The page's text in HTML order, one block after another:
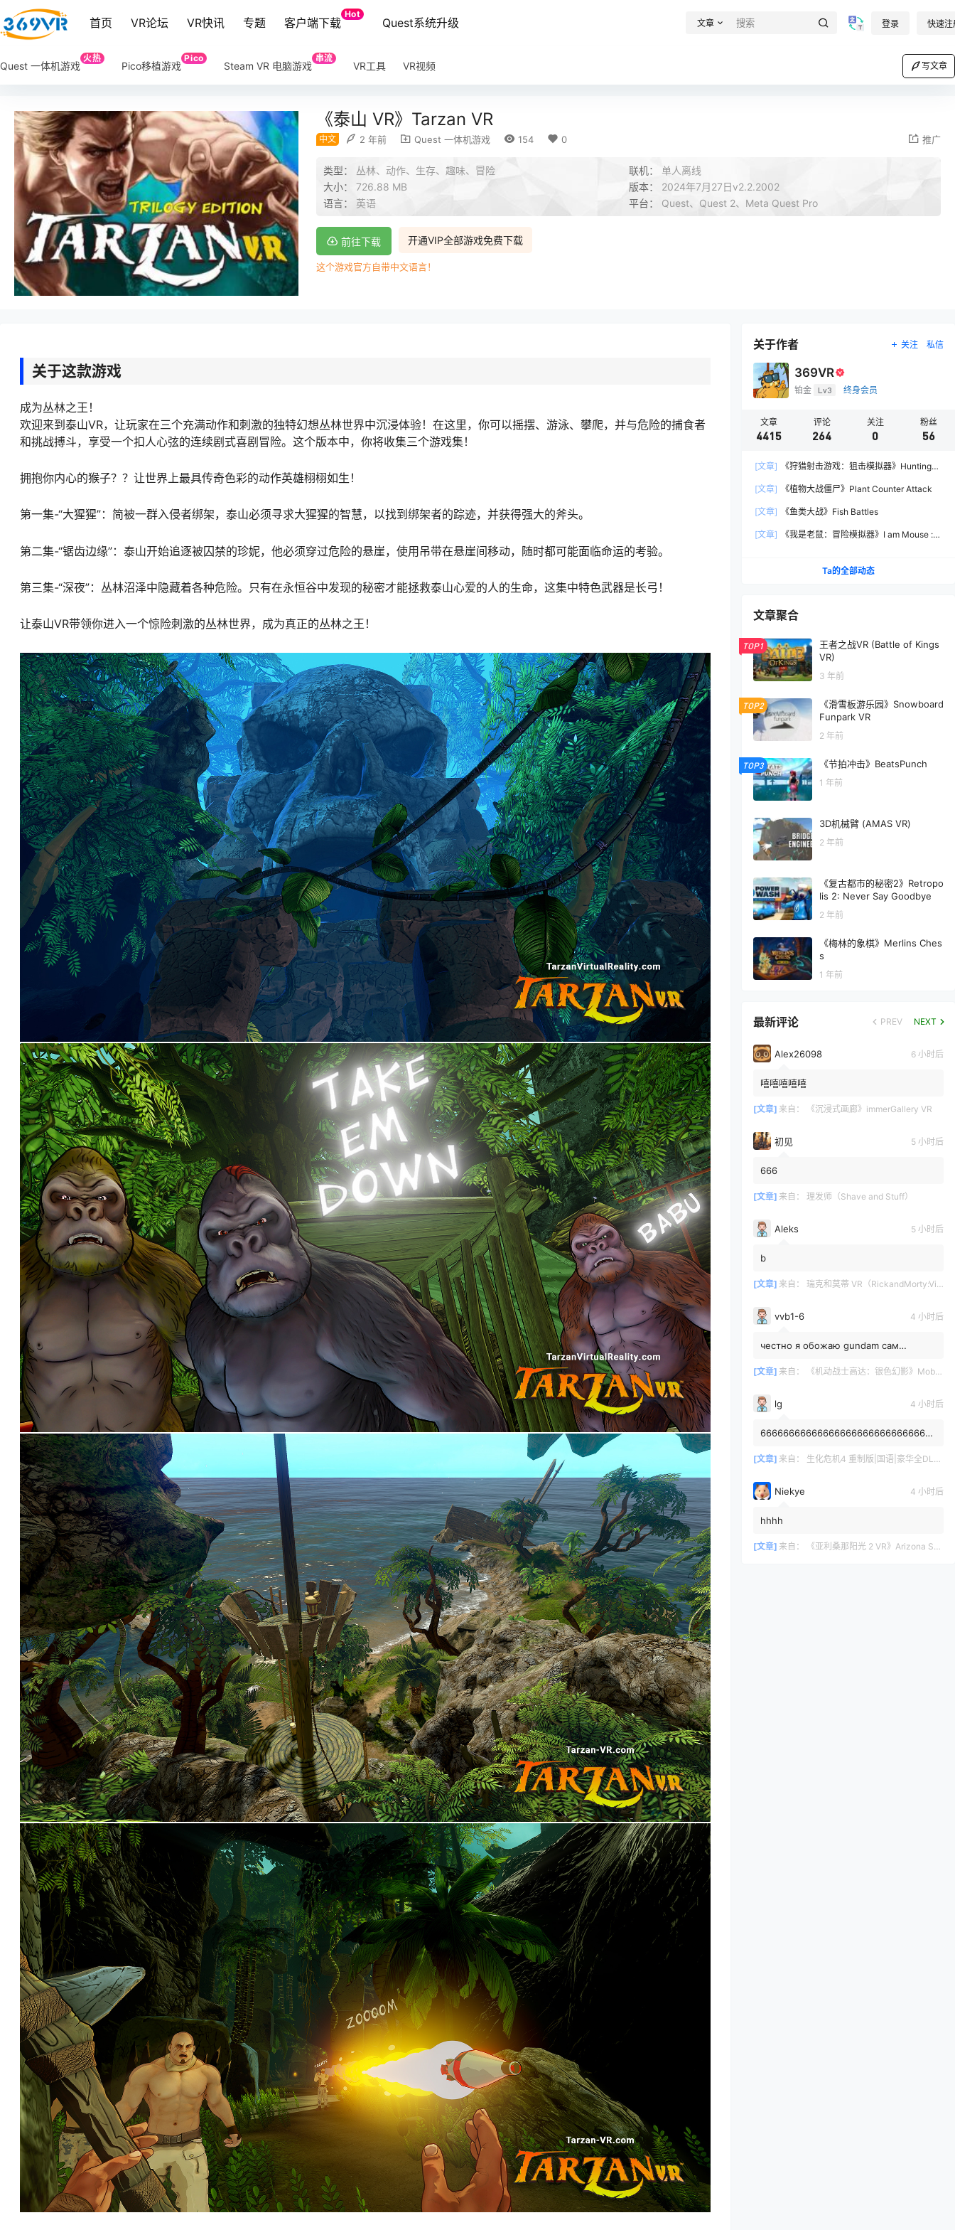
首页 VR论坛 VR快讯 专题 客户端下载
Hot
Quest系统升级 文章 登录 快速注
Quest 一体机游戏
火热
Pico移植游戏
Pico
Steam VR 电脑游戏
串流
VR工具 VR视频 写文章
《泰山 VR》Tarzan VR
中文 2 年前 Quest 一体机游戏 154 0 推广
类型： 丛林、动作、生存、趣味、冒险 联机： 单人离线
大小： 726.88 MB 版本： 2024年7月27日v2.2.2002
语言： 英语 平台： Quest、Quest 2、Meta Quest Pro
开通VIP全部游戏免费下载
前往下载
这个游戏官方自带中文语言！
关于这款游戏
成为丛林之王！
欢迎来到泰山VR，让玩家在三个充满动作和刺激的独特幻想丛林世界中沉浸体验！在这里，你可以摇摆、游泳、攀爬，并与危险的捕食者
和挑战搏斗，享受一个扣人心弦的连续剧式喜剧冒险。这个版本中，你将收集三个游戏集！
拥抱你内心的猴子？？让世界上最具传奇色彩的动作英雄栩栩如生！
第一集-“大猩猩”：简被一群入侵者绑架，泰山必须寻求大猩猩的智慧，以找到绑架者的踪迹，并获得强大的斧头。
第二集-“锯齿边缘”：泰山开始追逐被囚禁的珍妮，他必须穿过危险的悬崖，使用吊带在悬崖间移动，随时都可能面临命运的考验。
第三集-“深夜”：丛林沼泽中隐藏着各种危险。只有在永恒谷中发现的秘密才能拯救泰山心爱的人的生命，这集中特色武器是长弓！
让泰山VR带领你进入一个惊险刺激的丛林世界，成为真正的丛林之王！
关于作者 关注 私信
369VR
铂金 Lv3 终身会员
文章
4415
评论
264
关注
0
粉丝
56
[文章]
《狩猎射击游戏：狙击模拟器》Hunting
[文章]
《植物大战僵尸》Plant Counter Attack
[文章] 《鱼类大战》Fish Battles
[文章]
《我是老鼠：冒险模拟器》I am Mouse :
Ta的全部动态
文章聚合
TOP1
王者之战VR (Battle of Kings
VR)
3 年前
TOP2
《滑雪板游乐园》Snowboard
Funpark VR
2 年前
TOP3 《节拍冲击》BeatsPunch
1 年前
3D机械臂 (AMAS VR)
2 年前
《复古都市的秘密2》Retropo
lis 2: Never Say Goodbye
2 年前
《梅林的象棋》Merlins Ches
s
1 年前
最新评论 PREV NEXT
Alex26098 6 小时后
嘻嘻嘻嘻嘻
[文章] 来自： 《沉浸式画廊》immerGallery VR
初见 5 小时后
666
[文章] 来自： 理发师（Shave and Stuff）
Aleks 5 小时后
b
[文章] 来自： 瑞克和莫蒂 VR（RickandMorty:VirtualRick-ality）
vvb1-6 4 小时后
честно я обожаю gundam сам
1/144 а так я пропустил хайп данно...
[文章] 来自： 《机动战士高达：银色幻影》Mobile Suit Gundam: Silver Phantom
lg 4 小时后
6666666666666666666666666666666
[文章] 来自： 生化危机4 重制版|国语|豪华全DLC（Resident Evil 4 VR）
Niekye 4 小时后
hhhh
[文章] 来自： 《亚利桑那阳光 2 VR》Arizona Sunshine® 2